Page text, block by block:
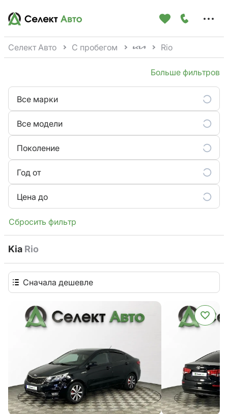
Селект Авто С пробегом Rio
Больше фильтров
Все марки
Все модели
Поколение
Год от
Цена до
Сбросить фильтр
Kia Rio
Сначала дешевле